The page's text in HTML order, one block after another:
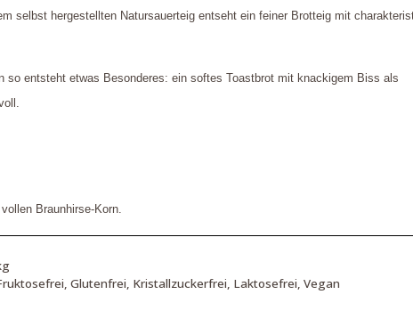
selbst hergestellten Natursauerteig entseht ein feiner Brotteig mit
so entsteht etwas Besonderes: ein softes Toastbrot mit knackigem Biss als
Braunhirse-Korn.
Glutenfrei, Kristallzuckerfrei, Laktosefrei, Vegan